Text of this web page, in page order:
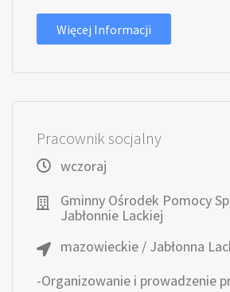
Więcej Informacji
Pracownik socjalny
wczoraj
Gminny Ośrodek Pomocy
Jabłonnie Lackiej
mazowieckie / Jabłonna
-Organizowanie i prowadzenie